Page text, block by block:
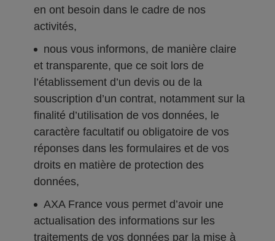
en ont besoin dans le cadre de nos
activités,
nous vous informons, de manière claire
et transparente, que ce soit lors de
l’établissement d’un devis ou de la
souscription d’un contrat, notamment sur la
finalité d’utilisation de vos données, le
caractère facultatif ou obligatoire de vos
réponses dans les formulaires et de vos
droits en matière de protection des
données,
AXA France vous permet d’avoir une
actualisation des informations sur les
traitements de vos données par la mise à